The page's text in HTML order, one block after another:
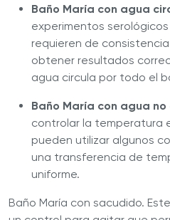
Baño María con agua
experimentos
requieren de
obtener resultados
agua circula por todo el
Baño María con agua
controlar la temperatura
pueden utilizar algunos
una transferencia de
uniforme.
Baño María con sacudido.